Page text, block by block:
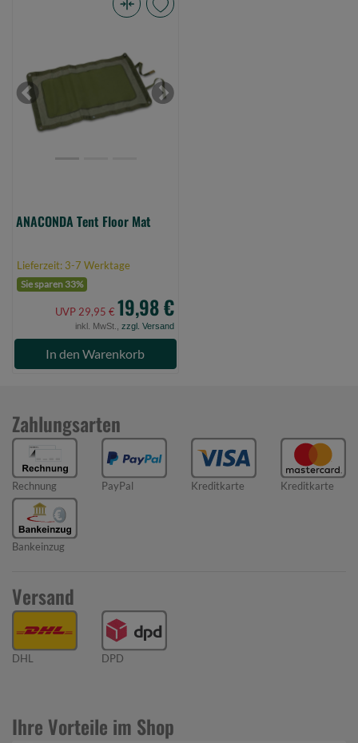
Mat
(BildPrevious Next
ANACONDA Tent Floor Mat
Lieferzeit: 3-7 Werktage
Sie sparen 33%
UVP 29,95 € 19,98 €
inkl. MwSt., zzgl. Versand
In den Warenkorb
Zahlungsarten
Rechnung PayPal Kreditkarte Kreditkarte
Bankeinzug
Versand
DHL DPD
Ihre Vorteile im Shop